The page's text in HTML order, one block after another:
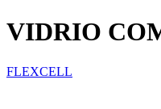
VIDRIO
FLEXCELL